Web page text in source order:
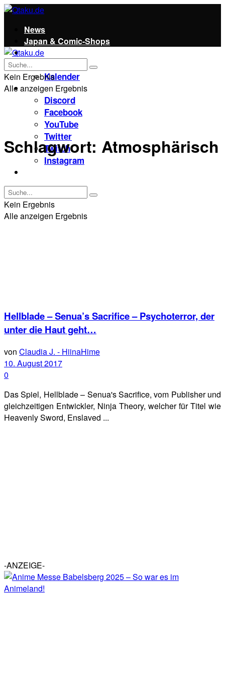
News
Japan & Comic-Shops
Qtaku
Kalender
Social
Discord
Facebook
YouTube
Twitter
Twitch
Instagram
Kein Ergebnis
Alle anzeigen Ergebnis
Kein Ergebnis
Alle anzeigen Ergebnis
Schlagwort: Atmosphärisch
Hellblade – Senua’s Sacrifice – Psychoterror, der
unter die Haut geht…
von Claudia J. - HiinaHime
10. August 2017
0
Das Spiel, Hellblade – Senua's Sacrifice, vom Publisher und
gleichzeitigen Entwickler, Ninja Theory, welcher für Titel wie
Heavenly Sword, Enslaved ...
-ANZEIGE-